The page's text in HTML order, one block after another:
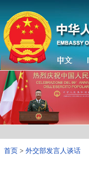
首页 > 外交部发言人谈话